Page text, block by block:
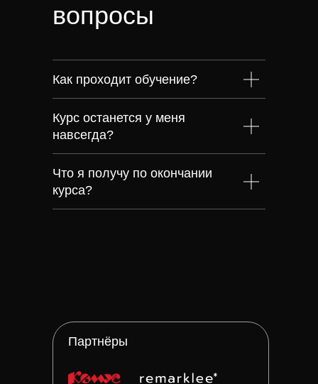
вопросы
Как проходит обучение?
Курс останется у меня
навсегда?
Что я получу по окончании
курса?
Партнёры